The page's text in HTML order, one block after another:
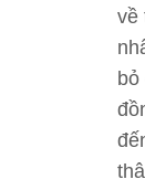
về